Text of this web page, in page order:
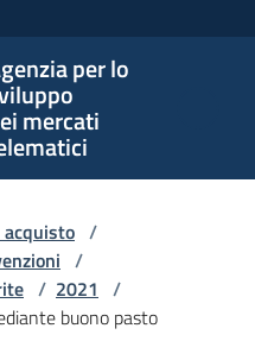
per lo
mercati
/
/
/ 2021 /
buono pasto